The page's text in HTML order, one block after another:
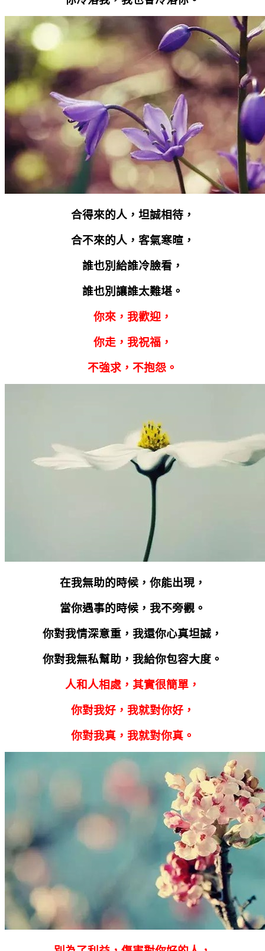
合得來的人，坦誠相待，
合不來的人，客氣寒暄，
誰也別給誰冷臉看，
誰也別讓誰太難堪。
你來，我歡迎，
你走，我祝福，
不強求，不抱怨。
在我無助的時候，你能出現，
當你遇事的時候，我不旁觀。
你對我情深意重，我還你心真坦誠，
你對我無私幫助，我給你包容大度。
人和人相處，其實很簡單，
你對我好，我就對你好，
你對我真，我就對你真。